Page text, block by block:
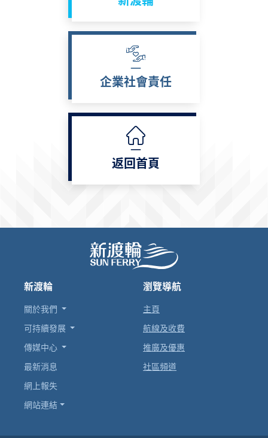
企業社會責任
返回首頁
新渡輪
關於我們
可持續發展
傳媒中心
最新消息
網上報失
網站連結
瀏覽導航
主頁
航線及收費
推廣及優惠
社區頻道